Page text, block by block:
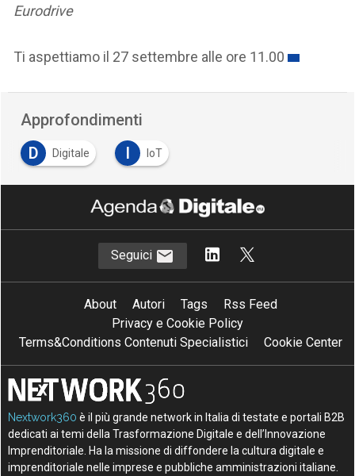
Eurodrive
Ti aspettiamo il 27 settembre alle ore 11.00
Approfondimenti
D
Digitale I IoT
Seguici
About Autori Tags
Rss Feed
Privacy e Cookie Policy
Terms&Conditions Contenuti Specialistici
Cookie Center
Nextwork360 è il più grande network in Italia di testate e portali B2B
dedicati ai temi della Trasformazione Digitale e dell’Innovazione
Imprenditoriale. Ha la missione di diffondere la cultura digitale e
imprenditoriale nelle imprese e pubbliche amministrazioni italiane.